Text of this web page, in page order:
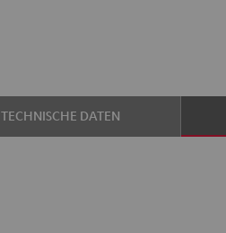
TECHNISCHE DATEN